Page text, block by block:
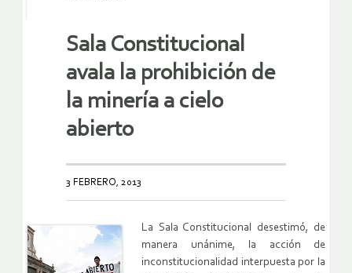
Sala Constitucional
avala la prohibición de
la minería a cielo
abierto
3 FEBRERO, 2013
La Sala Constitucional desestimó, de
manera unánime, la acción de
inconstitucionalidad interpuesta por la